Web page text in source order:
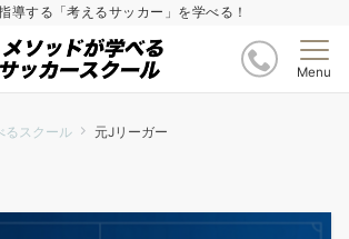
導する「考えるサッカー」を学べる！
Menu
るスクール 元Jリーガー